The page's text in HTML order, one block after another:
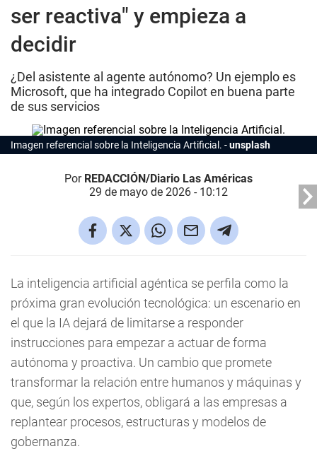
ser reactiva" y empieza a
decidir
¿Del asistente al agente autónomo? Un ejemplo es
Microsoft, que ha integrado Copilot en buena parte
de sus servicios
Imagen referencial sobre la Inteligencia Artificial. unsplash
Por REDACCIÓN/Diario Las Américas
29 de mayo de 2026 - 10:12
La inteligencia artificial agéntica se perfila como la
próxima gran evolución tecnológica: un escenario en
el que la IA dejará de limitarse a responder
instrucciones para empezar a actuar de forma
autónoma y proactiva. Un cambio que promete
transformar la relación entre humanos y máquinas y
que, según los expertos, obligará a las empresas a
replantear procesos, estructuras y modelos de
gobernanza.